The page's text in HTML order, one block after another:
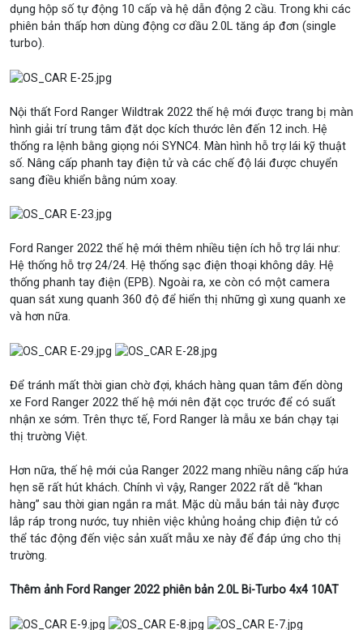
dụng hộp số tự động 10 cấp và hệ dẫn động 2 cầu. Trong khi các
phiên bản thấp hơn dùng động cơ dầu 2.0L tăng áp đơn (single
turbo).
Nội thất Ford Ranger Wildtrak 2022 thế hệ mới được trang bị màn
hình giải trí trung tâm đặt dọc kích thước lên đến 12 inch. Hệ
thống ra lệnh bằng giọng nói SYNC4. Màn hình hỗ trợ lái kỹ thuật
số. Nâng cấp phanh tay điện tử và các chế độ lái được chuyển
sang điều khiển bằng núm xoay.
Ford Ranger 2022 thế hệ mới thêm nhiều tiện ích hỗ trợ lái như:
Hệ thống hỗ trợ 24/24. Hệ thống sạc điện thoại không dây. Hệ
thống phanh tay điện (EPB). Ngoài ra, xe còn có một camera
quan sát xung quanh 360 độ để hiển thị những gì xung quanh xe
và hơn nữa.
Để tránh mất thời gian chờ đợi, khách hàng quan tâm đến dòng
xe Ford Ranger 2022 thế hệ mới nên đặt cọc trước để có suất
nhận xe sớm. Trên thực tế, Ford Ranger là mẫu xe bán chạy tại
thị trường Việt.
Hơn nữa, thế hệ mới của Ranger 2022 mang nhiều nâng cấp hứa
hẹn sẽ rất hút khách. Chính vì vậy, Ranger 2022 rất dễ “khan
hàng” sau thời gian ngắn ra mắt. Mặc dù mẫu bán tải này được
lắp ráp trong nước, tuy nhiên việc khủng hoảng chip điện tử có
thể tác động đến việc sản xuất mẫu xe này để đáp ứng cho thị
trường.
Thêm ảnh Ford Ranger 2022 phiên bản 2.0L Bi-Turbo 4x4 10AT